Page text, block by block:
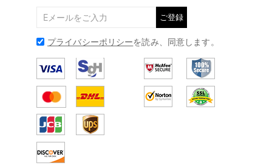
ご登録
プライバシーポリシーを読み、同意します。